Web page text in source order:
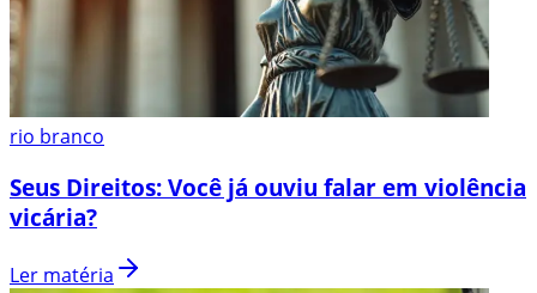
rio branco
Seus Direitos: Você já ouviu falar em violência
vicária?
Ler matéria